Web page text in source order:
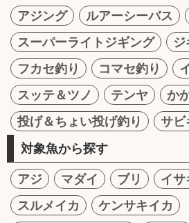
アジング
ルアーシーバス
スーパーライトジギング
フカセ釣り
コマセ釣り
スッテ＆ツノ
テンヤ
か
投げ＆ちょい投げ釣り
サビ
対象魚から探す
アジ マダイ ブリ イサ
スルメイカ
ケンサキイカ